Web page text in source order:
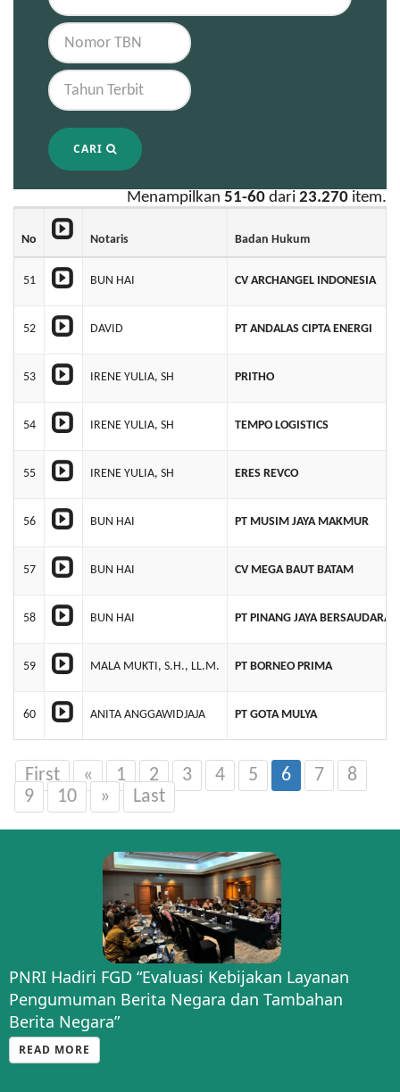
CARI
Menampilkan 51-60 dari 23.270 item.
No Notaris Badan Hukum
51 BUN HAI CV ARCHANGEL INDONESIA
52 DAVID PT ANDALAS CIPTA ENERGI
53 IRENE YULIA, SH PRITHO
54 IRENE YULIA, SH TEMPO LOGISTICS
55 IRENE YULIA, SH ERES REVCO
56 BUN HAI PT MUSIM JAYA MAKMUR
57 BUN HAI CV MEGA BAUT BATAM
58 BUN HAI PT PINANG JAYA BERSAUDARA
59 MALA MUKTI, S.H., LL.M. PT BORNEO PRIMA
60 ANITA ANGGAWIDJAJA PT GOTA MULYA
First « 1 2 3 4 5 6 7
8
9
10 » Last
PNRI Hadiri FGD “Evaluasi Kebijakan Layanan
Pengumuman Berita Negara dan Tambahan
Berita Negara”
READ MORE